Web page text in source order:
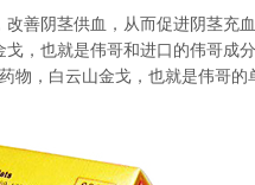
善阴茎供血，从而促进阴茎充
，也就是伟哥和进口的伟哥成
物，白云山金戈，也就是伟哥